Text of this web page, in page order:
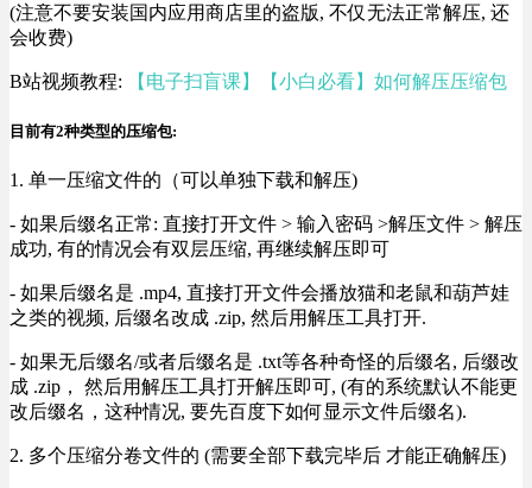
(注意不要安装国内应用商店里的盗版, 不仅无法正常解压, 还
会收费)
B站视频教程: 【电子扫盲课】【小白必看】如何解压压缩包
目前有2种类型的压缩包:
1. 单一压缩文件的（可以单独下载和解压)
- 如果后缀名正常: 直接打开文件 > 输入密码 >解压文件 > 解压
成功, 有的情况会有双层压缩, 再继续解压即可
- 如果后缀名是 .mp4, 直接打开文件会播放猫和老鼠和葫芦娃
之类的视频, 后缀名改成 .zip, 然后用解压工具打开.
- 如果无后缀名/或者后缀名是 .txt等各种奇怪的后缀名, 后缀改
成 .zip， 然后用解压工具打开解压即可, (有的系统默认不能更
改后缀名，这种情况, 要先百度下如何显示文件后缀名).
2. 多个压缩分卷文件的 (需要全部下载完毕后 才能正确解压)